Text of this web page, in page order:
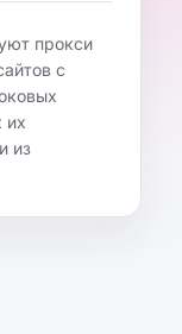
прокси
с
их
из